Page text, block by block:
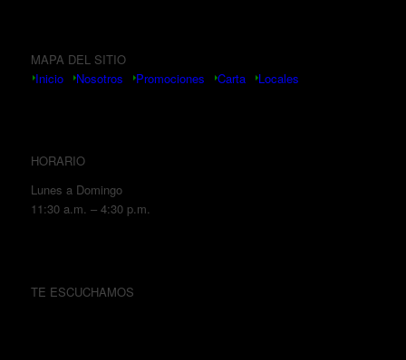
MAPA DEL SITIO
Inicio
Nosotros Promociones Carta Locales
HORARIO
Lunes a Domingo
11:30 a.m. – 4:30 p.m.
TE ESCUCHAMOS